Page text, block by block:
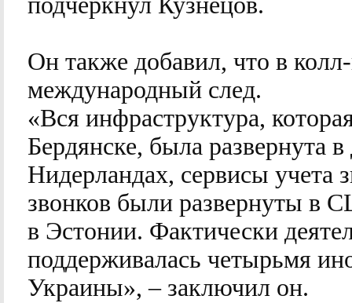
Он также добавил, что в
международный след.
«Вся инфраструктура,
Бердянске, была развернута
Нидерландах, сервисы учета
звонков были развернуты в
в Эстонии. Фактически
поддерживалась четырьмя
Украины», – заключил он.